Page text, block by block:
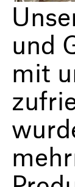
und
mit